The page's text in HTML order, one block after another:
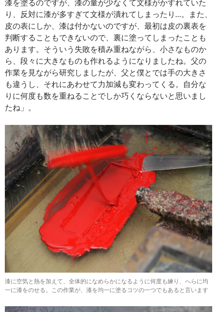
漆を塗るのですが、漆の量が少なくて文様がかすれていた
り、反対に漆が多すぎて文様が潰れてしまったり…。また、
皮の表にしか、漆は付かないのですが、最初は皮の裏表を
判断することもできないので、裏に塗ってしまったことも
あります。そういう失敗を積み重ねながら、小さなものか
ら、段々に大きなものも作れるようになりましたね。父の
作業を見ながら研究しましたが、父と僕とでは手の大きさ
も違うし、それにあわせて力加減も変わってくる。自分な
りに何度も数を重ねることでしか巧くならないと思いまし
たね」。
漆に空気と熱を加えて、全体的になめらかになるように何度も練り、へらに均
一に漆をのせる。この作業が、漆を均一に塗るコツの一つでもあると言います